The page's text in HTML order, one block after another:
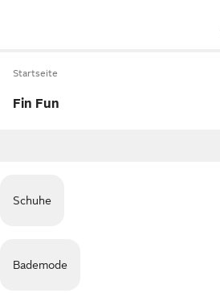
Startseite
Fin Fun
Schuhe
Bademode